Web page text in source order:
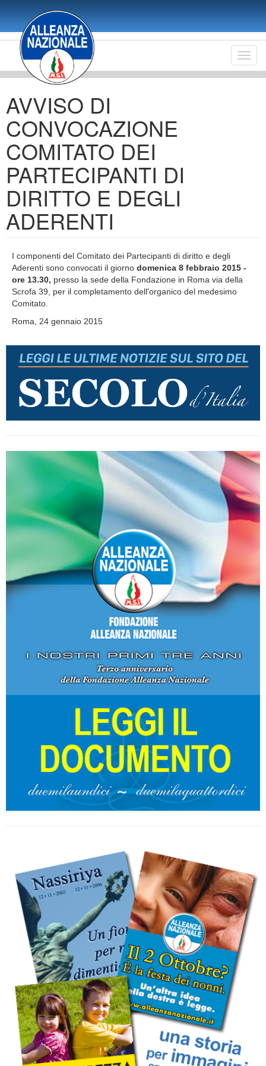
contenuto
principale
AVVISO DI
CONVOCAZIONE
COMITATO DEI
PARTECIPANTI DI
DIRITTO E DEGLI
ADERENTI
I componenti del Comitato dei Partecipanti di diritto e degli
Aderenti sono convocati il giorno domenica 8 febbraio 2015 -
ore 13.30, presso la sede della Fondazione in Roma via della
Scrofa 39, per il completamento dell'organico del medesimo
Comitato.
Roma, 24 gennaio 2015